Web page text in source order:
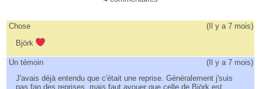
Chose ( Il y a 7 mois)
Björk
Un témoin (Il y a 7 mois)
J'avais déjà entendu que c'était une reprise. Généralement j'suis
pas fan des reprises, mais faut avouer que celle de Björk est